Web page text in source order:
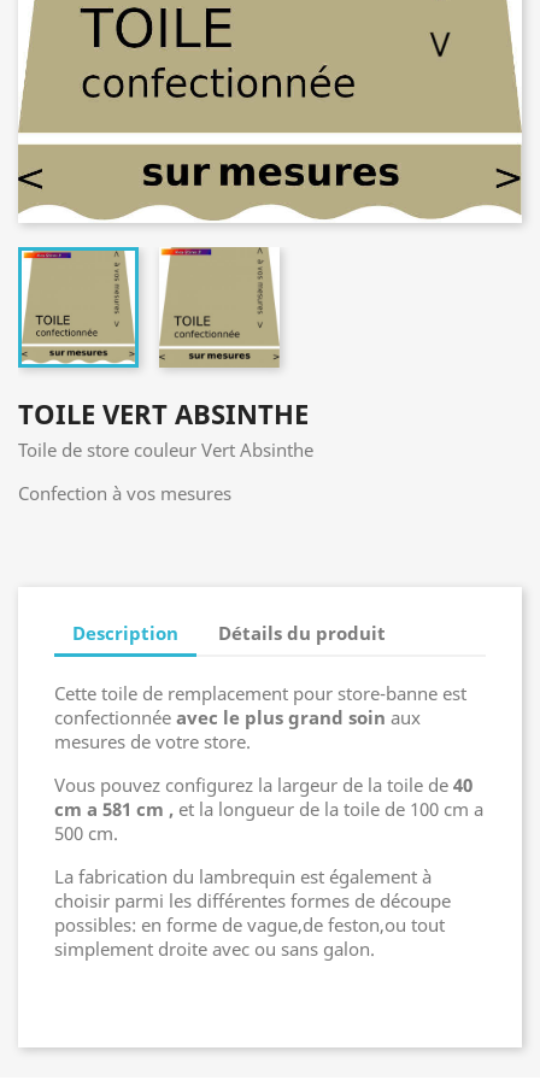
TOILE VERT ABSINTHE
Toile de store couleur Vert Absinthe
Confection à vos mesures
Description Détails du produit
Cette toile de remplacement pour store-banne est
confectionnée avec le plus grand soin aux
mesures de votre store.
Vous pouvez configurez la largeur de la toile de 40
cm a 581 cm , et la longueur de la toile de 100 cm a
500 cm.
La fabrication du lambrequin est également à
choisir parmi les différentes formes de découpe
possibles: en forme de vague,de feston,ou tout
simplement droite avec ou sans galon.